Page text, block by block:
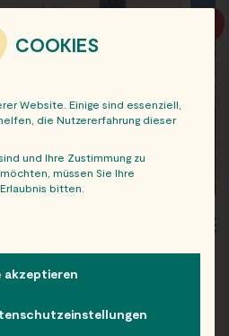
COOKIES
Website. Einige sind essenziell,
die Nutzererfahrung dieser
und Ihre Zustimmung zu
müssen Sie Ihre
bitten.
service groups for which consent
akzeptieren